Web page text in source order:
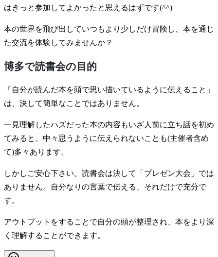
はきっと参加してよかったと思えるはずです(^^)
本の世界を飛び出していつもより少しだけ冒険し、本を通じ
た交流を体験してみませんか？
博多で読書会の目的
「自分が読んだ本を頭で思い描いているように伝えること」
は、決して簡単なことではありません。
一見理解したハズだった本の内容もいざ人前に立ち話を初め
てみると、中々思うように伝えられないことも(主催者含め
て)多々あります。
しかしご安心下さい。読書会は決して「プレゼン大会」では
ありません。自分なりの言葉で伝える、それだけで充分で
す。
アウトプットをすることで自分の頭が整理され、本をより深
く理解することができます。